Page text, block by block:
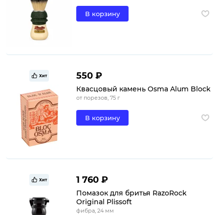
В корзину
Хит 550 ₽
Квасцовый камень Osma Alum Block
от порезов, 75 г
В корзину
Хит 1 760 ₽
Помазок для бритья RazoRock
Original Plissoft
фибра, 24 мм